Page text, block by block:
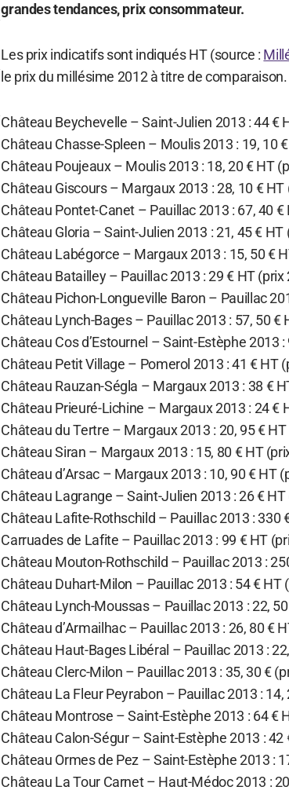
grandes tendances, prix consommateur.
Les prix indicatifs sont indiqués HT (source :
le prix du millésime 2012 à titre de comparaison.
Château Beychevelle – Saint-Julien 2013 : 44 €
Château Chasse-Spleen – Moulis 2013 : 19, 10
Château Poujeaux – Moulis 2013 : 18, 20 € HT
Château Giscours – Margaux 2013 : 28, 10 € HT
Château Pontet-Canet – Pauillac 2013 : 67, 40 €
Château Gloria – Saint-Julien 2013 : 21, 45 € HT
Château Labégorce – Margaux 2013 : 15, 50 €
Château Batailley – Pauillac 2013 : 29 € HT (prix
Château Pichon-Longueville Baron – Pauillac
Château Lynch-Bages – Pauillac 2013 : 57, 50 €
Château Cos d’Estournel – Saint-Estèphe 2013
Château Petit Village – Pomerol 2013 : 41 € HT
Château Rauzan-Ségla – Margaux 2013 : 38 €
Château Prieuré-Lichine – Margaux 2013 : 24 €
Château du Tertre – Margaux 2013 : 20, 95 €
Château Siran – Margaux 2013 : 15, 80 € HT
Château d’Arsac – Margaux 2013 : 10, 90 € HT
Château Lagrange – Saint-Julien 2013 : 26 € HT
Château Lafite-Rothschild – Pauillac 2013 : 330
Carruades de Lafite – Pauillac 2013 : 99 € HT
Château Mouton-Rothschild – Pauillac 2013 :
Château Duhart-Milon – Pauillac 2013 : 54 € HT
Château Lynch-Moussas – Pauillac 2013 : 22,
Château d’Armailhac – Pauillac 2013 : 26, 80 €
Château Haut-Bages Libéral – Pauillac 2013 :
Château Clerc-Milon – Pauillac 2013 : 35, 30 €
Château La Fleur Peyrabon – Pauillac 2013 : 14,
Château Montrose – Saint-Estèphe 2013 : 64 €
Château Calon-Ségur – Saint-Estèphe 2013 : 42
Château Ormes de Pez – Saint-Estèphe 2013 :
Château La Tour Carnet – Haut-Médoc 2013 :